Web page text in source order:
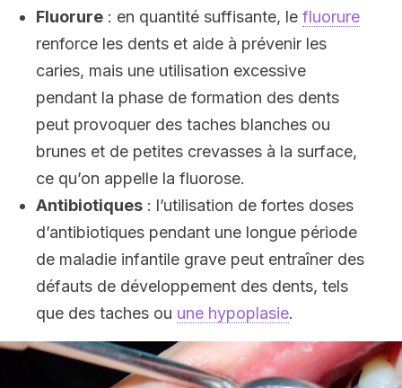
Fluorure : en quantité suffisante, le fluorure
renforce les dents et aide à prévenir les
caries, mais une utilisation excessive
pendant la phase de formation des dents
peut provoquer des taches blanches ou
brunes et de petites crevasses à la surface,
ce qu’on appelle la fluorose.
Antibiotiques : l’utilisation de fortes doses
d’antibiotiques pendant une longue période
de maladie infantile grave peut entraîner des
défauts de développement des dents, tels
que des taches ou une hypoplasie.